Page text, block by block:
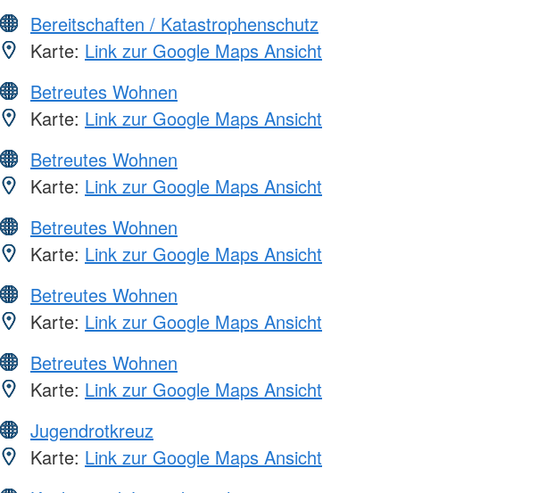
Bereitschaften / Katastrophenschutz
Karte: Link zur Google Maps Ansicht
Betreutes Wohnen
Karte: Link zur Google Maps Ansicht
Betreutes Wohnen
Karte: Link zur Google Maps Ansicht
Betreutes Wohnen
Karte: Link zur Google Maps Ansicht
Betreutes Wohnen
Karte: Link zur Google Maps Ansicht
Betreutes Wohnen
Karte: Link zur Google Maps Ansicht
Jugendrotkreuz
Karte: Link zur Google Maps Ansicht